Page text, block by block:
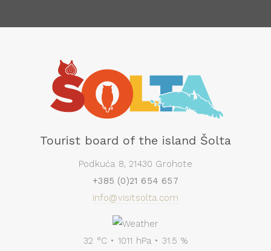
Tourist board of the island Šolta
Podkuća 8, 21430 Grohote
+385 (0)21 654 657
info@visitsolta.com
32 °C • 1011 hPa • 31.5 %